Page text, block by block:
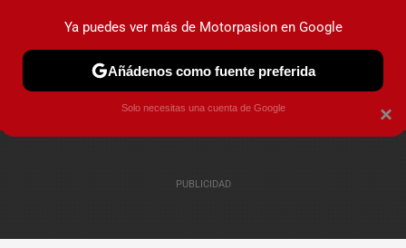
PRUEBAS COCHES ELÉCTRICOS OBSERVATORIO
×
Ya puedes ver más de Motorpasion en Google
Añádenos como fuente preferida
Solo necesitas una cuenta de Google